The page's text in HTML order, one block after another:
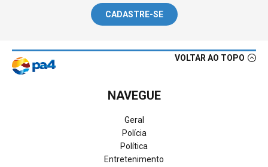
CADASTRE-SE
VOLTAR AO TOPO
NAVEGUE
Geral
Polícia
Política
Entretenimento